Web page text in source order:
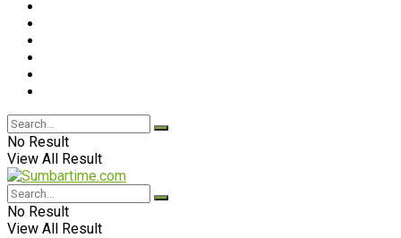
No Result
View All Result
No Result
View All Result